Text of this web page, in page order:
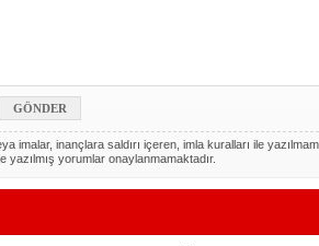
imalar, inançlara saldırı içeren, imla kuralları ile
yorumlar onaylanmamaktadır.